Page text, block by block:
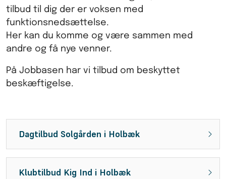
tilbud til dig der er voksen med
funktionsnedsættelse.
Her kan du komme og være sammen med
andre og få nye venner.
På Jobbasen har vi tilbud om beskyttet
beskæftigelse.
Dagtilbud Solgården i Holbæk
Klubtilbud Kig Ind i Holbæk